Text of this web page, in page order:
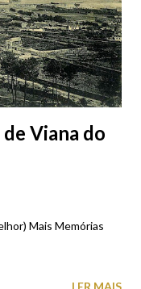
Viana do
Mais Memórias
LER MAIS